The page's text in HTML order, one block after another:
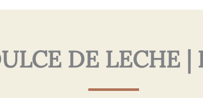
DE LECHE